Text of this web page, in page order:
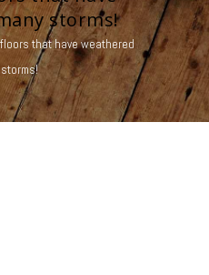
storms!
that have weathered
storms!